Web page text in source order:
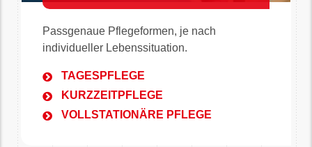
Passgenaue Pflegeformen, je nach
individueller Lebenssituation.
TAGESPFLEGE
KURZZEITPFLEGE
VOLLSTATIONÄRE PFLEGE